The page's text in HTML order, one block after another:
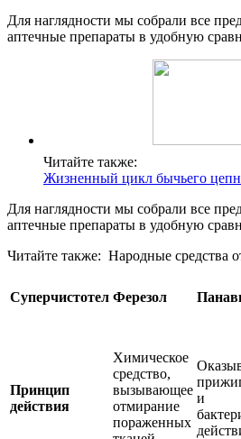
Для наглядности мы собрали все
аптечные препараты в удобную
Читайте также:
Жизненный цикл бычьего
Для наглядности мы собрали все
аптечные препараты в удобную
Читайте также: Народные средства
Суперчистотел Ферезол
Принцип
действия
Химическое
средство,
вызывающее
отмирание
пораженных
и